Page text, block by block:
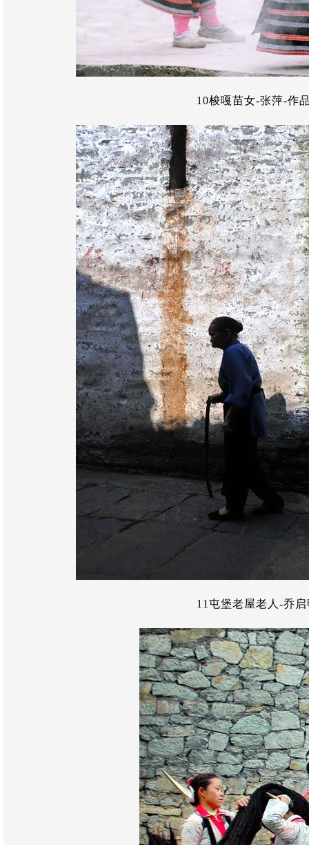
10梭嘎苗女-张萍-作
11屯堡老屋老人-乔